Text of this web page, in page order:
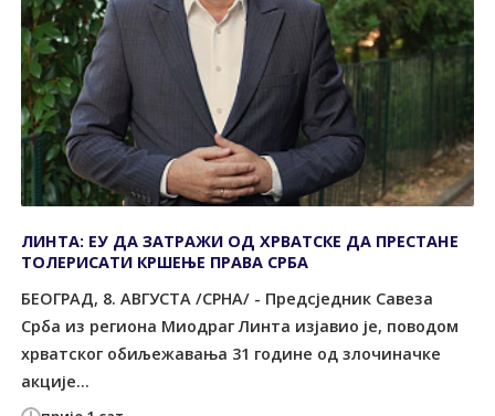
ЛИНТА: ЕУ ДА ЗАТРАЖИ ОД ХРВАТСКЕ ДА ПРЕСТАНЕ
ТОЛЕРИСАТИ КРШЕЊЕ ПРАВА СРБА
БЕОГРАД, 8. АВГУСТА /СРНА/ - Предсједник Савеза
Срба из региона Миодраг Линта изјавио је, поводом
хрватског обиљежавања 31 године од злочиначке
акције...